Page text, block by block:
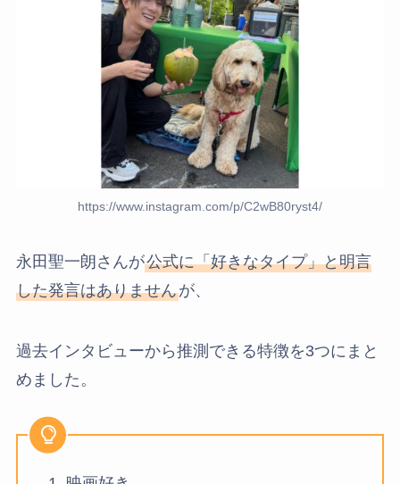
https://www.instagram.com/p/C2wB80ryst4/
永田聖一朗さんが公式に「好きなタイプ」と明言
した発言はありませんが、
過去インタビューから推測できる特徴を3つにまと
めました。